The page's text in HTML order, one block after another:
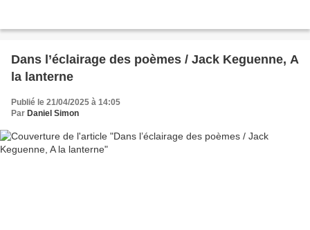
Dans l’éclairage des poèmes / Jack Keguenne, A
la lanterne
Publié le 21/04/2025 à 14:05
Par Daniel Simon